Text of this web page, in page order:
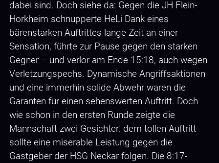
dabei sind. Doch siehe da: Gegen die JH Flein-
Horkheim schnupperte HeLi Dank eines
bärenstarken Auftrittes lange Zeit an einer
Sensation, führte zur Pause gegen den starken
Gegner – und verlor am Ende 15:18, auch wegen
Verletzungspechs. Dynamische Angriffsaktionen
und eine immerhin solide Abwehr waren die
Garanten für einen sehenswerten Auftritt. Doch
wie schon in den ersten Runde zeigte die
Mannschaft zwei Gesichter: dem tollen Auftritt
sollte eine miserable Leistung gegen die
Gastgeber der HSG Neckar folgen. Die 8:17-